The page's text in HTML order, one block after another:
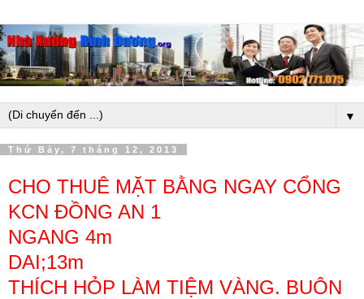
▼
Thứ Bảy, 7 tháng 12, 2013
CHO THUÊ MẶT BẰNG NGAY CỔNG
KCN ĐỒNG AN 1
NGANG 4m
DAI;13m
THÍCH HỎP LÀM TIỆM VÀNG. BUÔN